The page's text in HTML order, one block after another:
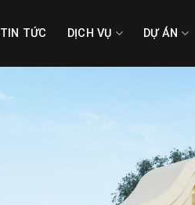
TIN TỨC DỊCH VỤ DỰ ÁN